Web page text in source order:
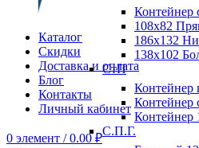
Каталог
Скидки
Доставка и оплата
Блог
Контакты
Личный кабинет
0 элемент / 0.00₽
Контейнер
108х82
186х132
138х102
СтП
Контейнер
Контейнер
Контейнер
С.П.Г.